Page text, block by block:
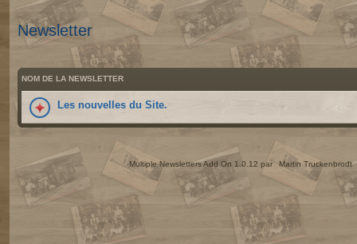
Newsletter
NOM DE LA NEWSLETTER
Les nouvelles du Site.
Multiple Newsletters Add On 1.0.12 par Martin Truckenbrodt